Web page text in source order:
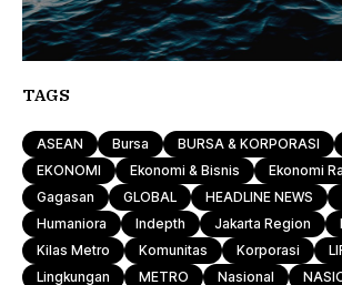
TAGS
ASEAN Bursa BURSA & KORPORASI
EKONOMI
Ekonomi & Bisnis Ekonomi
Gagasan
GLOBAL HEADLINE NEWS
Humaniora
Indepth Jakarta Region
Kilas Metro
Komunitas Korporasi
Lingkungan
METRO Nasional